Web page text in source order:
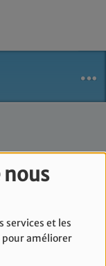
services et les
améliorer